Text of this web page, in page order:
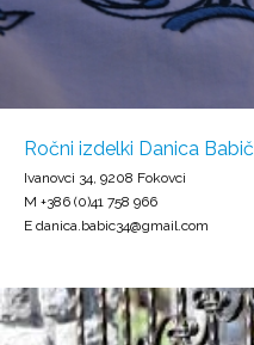
Ročni izdelki Danica Babič
Ivanovci 34, 9208 Fokovci
M +386 (0)41 758 966
E danica.babic34@gmail.com